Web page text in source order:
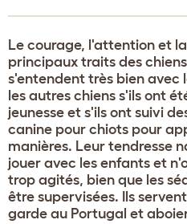
Le courage, l'attention et
principaux traits des
s'entendent très bien avec
les autres chiens s'ils ont
jeunesse et s'ils ont suivi
canine pour chiots pour
manières. Leur tendresse
jouer avec les enfants et
trop agités, bien que les
être supervisées. Ils
garde au Portugal et